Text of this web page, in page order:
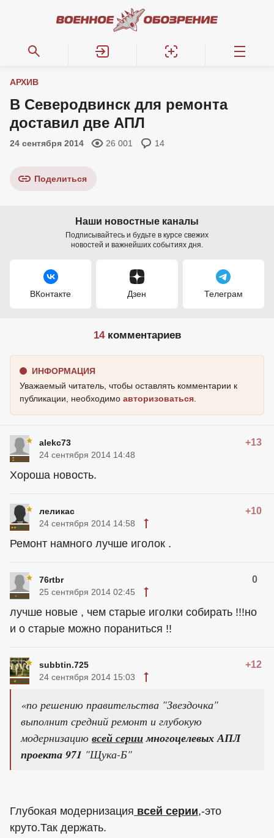
АРХИВ
В Северодвинск для ремонта
доставил две АПЛ
24 сентября 2014 26 001 14
Поделиться
Наши новостные каналы
Подписывайтесь и будьте в курсе свежих
новостей и важнейших событиях дня.
ВКонтакте Дзен Телеграм
14комментариев
ИНФОРМАЦИЯ
Уважаемый читатель, чтобы оставлять комментарии к
публикации, необходимо авторизоваться
alekc73 +13
24 сентября 2014 14:48
Хороша новость.
леликас +10
24 сентября 2014 14:58
Ремонт намного лучше иголок .
76rtbr 0
25 сентября 2014 02:45
лучше новые , чем старые иголки собирать !!!но
и о старые можно пораниться !!
subbtin.725 +12
24 сентября 2014 15:03
«по решению правительства "Звездочка"
выполнит средний ремонт и глубокую
модернизацию всей сериимногоцелевых АПЛ
проекта 971 "Щука-Б"
Глубокая модернизация всей серии,-это
круто.Так держать.